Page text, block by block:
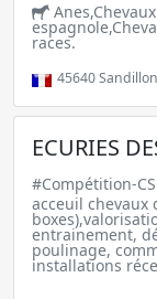
races.
45640Sandillon
ECURIES
#Compétition-
acceuil chevaux
entrainement,
poulinage,
installations